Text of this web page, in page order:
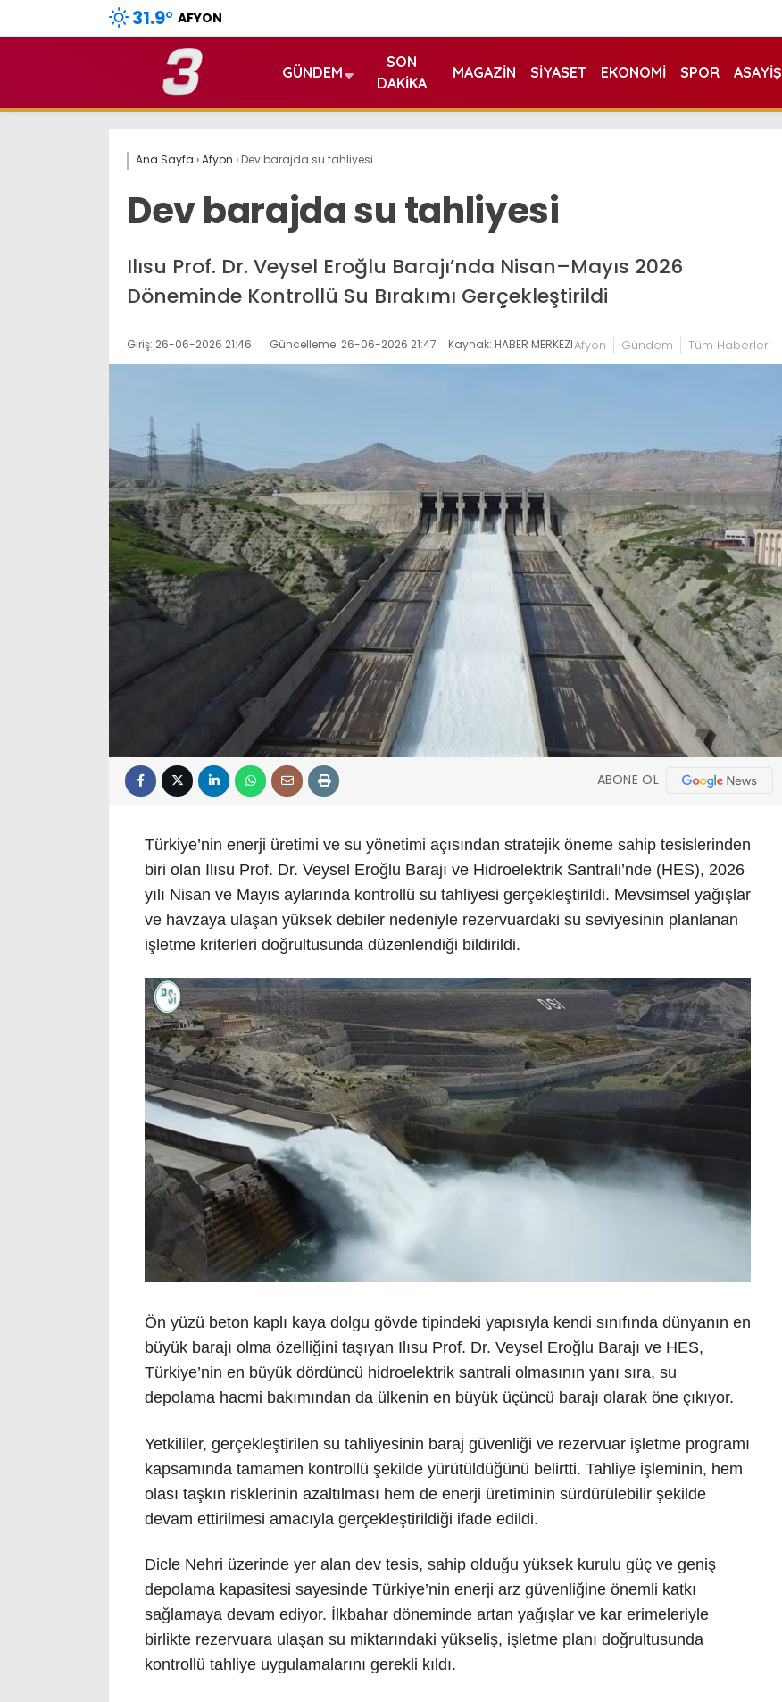
31.9° AFYON
GÜNDEM
SON
DAKIKA
MAGAZIN SIYASET EKONOMI SPOR ASAYIŞ
Ana Sayfa ›Afyon › Dev barajda su tahliyesi
Dev barajda su tahliyesi
Ilısu Prof. Dr. Veysel Eroğlu Barajı’nda Nisan–Mayıs 2026
Döneminde Kontrollü Su Bırakımı Gerçekleştirildi
Giriş: 26-06-2026 21:46 Güncelleme: 26-06-2026 21:47 Kaynak: HABER MERKEZIAfyon Gündem Tüm Haberler
ABONE OL
Türkiye’nin enerji üretimi ve su yönetimi açısından stratejik öneme sahip tesislerinden
biri olan Ilısu Prof. Dr. Veysel Eroğlu Barajı ve Hidroelektrik Santrali’nde (HES), 2026
yılı Nisan ve Mayıs aylarında kontrollü su tahliyesi gerçekleştirildi. Mevsimsel yağışlar
ve havzaya ulaşan yüksek debiler nedeniyle rezervuardaki su seviyesinin planlanan
işletme kriterleri doğrultusunda düzenlendiği bildirildi.
Ön yüzü beton kaplı kaya dolgu gövde tipindeki yapısıyla kendi sınıfında dünyanın en
büyük barajı olma özelliğini taşıyan Ilısu Prof. Dr. Veysel Eroğlu Barajı ve HES,
Türkiye’nin en büyük dördüncü hidroelektrik santrali olmasının yanı sıra, su
depolama hacmi bakımından da ülkenin en büyük üçüncü barajı olarak öne çıkıyor.
Yetkililer, gerçekleştirilen su tahliyesinin baraj güvenliği ve rezervuar işletme programı
kapsamında tamamen kontrollü şekilde yürütüldüğünü belirtti. Tahliye işleminin, hem
olası taşkın risklerinin azaltılması hem de enerji üretiminin sürdürülebilir şekilde
devam ettirilmesi amacıyla gerçekleştirildiği ifade edildi.
Dicle Nehri üzerinde yer alan dev tesis, sahip olduğu yüksek kurulu güç ve geniş
depolama kapasitesi sayesinde Türkiye’nin enerji arz güvenliğine önemli katkı
sağlamaya devam ediyor. İlkbahar döneminde artan yağışlar ve kar erimeleriyle
birlikte rezervuara ulaşan su miktarındaki yükseliş, işletme planı doğrultusunda
kontrollü tahliye uygulamalarını gerekli kıldı.